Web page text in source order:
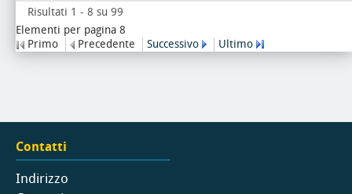
Risultati 1 - 8 su 99
Elementi per pagina 8
Primo
Precedente Successivo Ultimo
Contatti
Indirizzo